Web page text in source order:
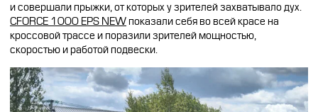
и совершали прыжки, от которых у зрителей захватывало дух.
CFORCE 1000 EPS NEWпоказали себя во всей красе на
кроссовой трассе и поразили зрителей мощностью,
скоростью и работой подвески.